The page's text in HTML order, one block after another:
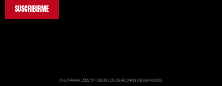
CHUTAMAX 2022 © TODOS LOS DERECHOS RESERVADOS.